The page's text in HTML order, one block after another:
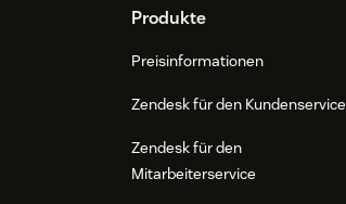
FooterProdukte
Preisinformationen
Zendesk für den Kundenservice
Zendesk für den
Mitarbeiterservice